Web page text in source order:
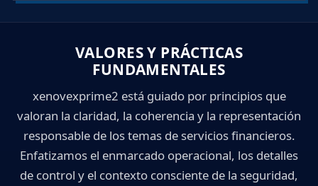
VALORES Y PRÁCTICAS
FUNDAMENTALES
xenovexprime2 está guiado por principios que
valoran la claridad, la coherencia y la representación
responsable de los temas de servicios financieros.
Enfatizamos el enmarcado operacional, los detalles
de control y el contexto consciente de la seguridad,